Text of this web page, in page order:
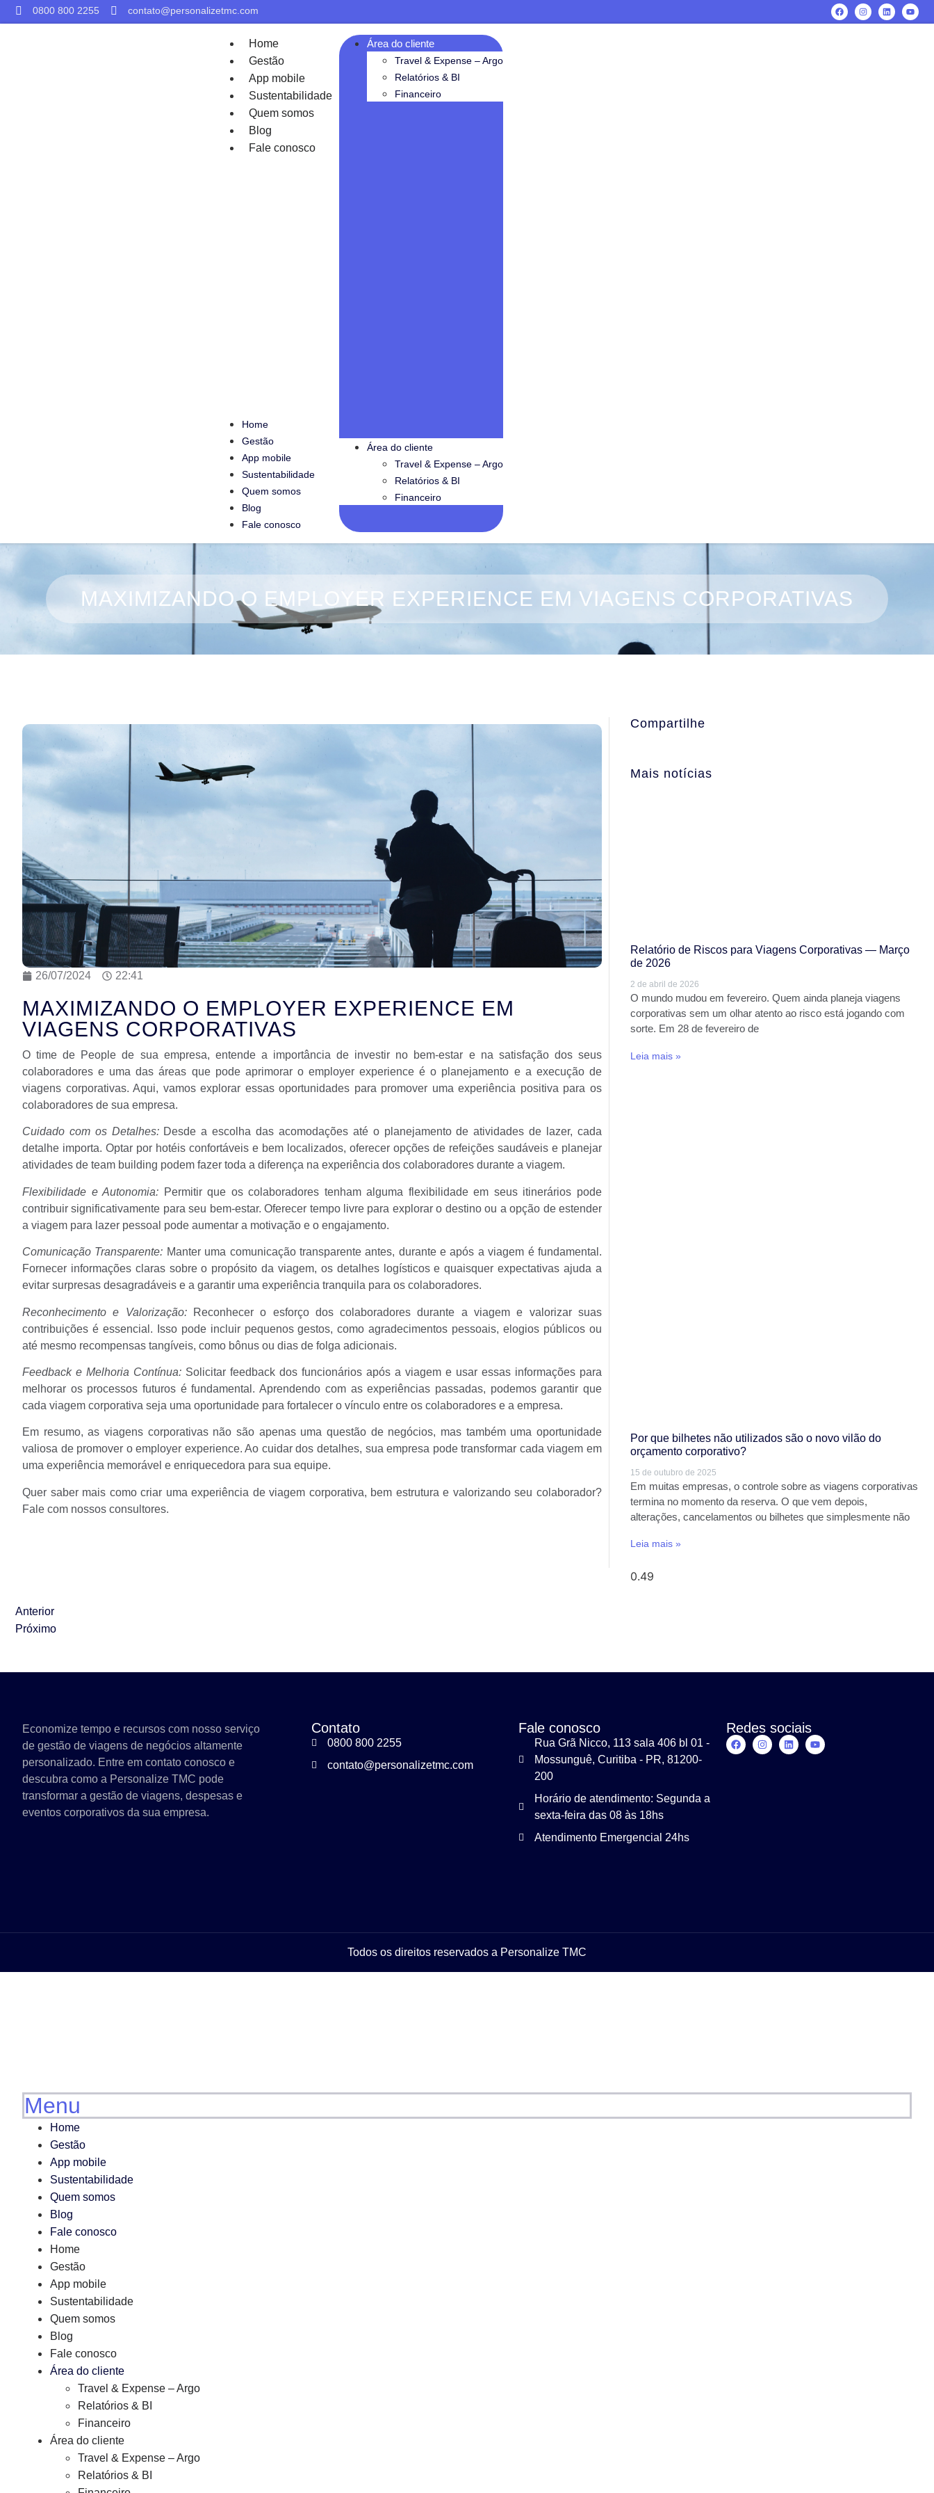
0800 800 2255 contato@personalizetmc.com
Home
Gestão
App mobile
Sustentabilidade
Quem somos
Blog
Fale conosco
Home
Gestão
App mobile
Sustentabilidade
Quem somos
Blog
Fale conosco
Área do cliente
Travel & Expense – Argo
Relatórios & BI
Financeiro
Área do cliente
Travel & Expense – Argo
Relatórios & BI
Financeiro
MAXIMIZANDO O EMPLOYER EXPERIENCE EM VIAGENS CORPORATIVAS
26/07/2024 22:41
MAXIMIZANDO O EMPLOYER EXPERIENCE EM
VIAGENS CORPORATIVAS
O time de People de sua empresa, entende a importância de investir no bem-estar e na satisfação dos seus
colaboradores e uma das áreas que pode aprimorar o employer experience é o planejamento e a execução de
viagens corporativas. Aqui, vamos explorar essas oportunidades para promover uma experiência positiva para os
colaboradores de sua empresa.
Cuidado com os Detalhes:Desde a escolha das acomodações até o planejamento de atividades de lazer, cada
detalhe importa. Optar por hotéis confortáveis e bem localizados, oferecer opções de refeições saudáveis e planejar
atividades de team building podem fazer toda a diferença na experiência dos colaboradores durante a viagem.
Flexibilidade e Autonomia: Permitir que os colaboradores tenham alguma flexibilidade em seus itinerários pode
contribuir significativamente para seu bem-estar. Oferecer tempo livre para explorar o destino ou a opção de estender
a viagem para lazer pessoal pode aumentar a motivação e o engajamento.
Comunicação Transparente: Manter uma comunicação transparente antes, durante e após a viagem é fundamental.
Fornecer informações claras sobre o propósito da viagem, os detalhes logísticos e quaisquer expectativas ajuda a
evitar surpresas desagradáveis e a garantir uma experiência tranquila para os colaboradores.
Reconhecimento e Valorização:Reconhecer o esforço dos colaboradores durante a viagem e valorizar suas
contribuições é essencial. Isso pode incluir pequenos gestos, como agradecimentos pessoais, elogios públicos ou
até mesmo recompensas tangíveis, como bônus ou dias de folga adicionais.
Feedback e Melhoria Contínua: Solicitar feedback dos funcionários após a viagem e usar essas informações para
melhorar os processos futuros é fundamental. Aprendendo com as experiências passadas, podemos garantir que
cada viagem corporativa seja uma oportunidade para fortalecer o vínculo entre os colaboradores e a empresa.
Em resumo, as viagens corporativas não são apenas uma questão de negócios, mas também uma oportunidade
valiosa de promover o employer experience. Ao cuidar dos detalhes, sua empresa pode transformar cada viagem em
uma experiência memorável e enriquecedora para sua equipe.
Quer saber mais como criar uma experiência de viagem corporativa, bem estrutura e valorizando seu colaborador?
Fale com nossos consultores.
Compartilhe
Mais notícias
Relatório de Riscos para Viagens Corporativas — Março
de 2026
2 de abril de 2026
O mundo mudou em fevereiro. Quem ainda planeja viagens
corporativas sem um olhar atento ao risco está jogando com
sorte. Em 28 de fevereiro de
Leia mais »
Por que bilhetes não utilizados são o novo vilão do
orçamento corporativo?
15 de outubro de 2025
Em muitas empresas, o controle sobre as viagens corporativas
termina no momento da reserva. O que vem depois,
alterações, cancelamentos ou bilhetes que simplesmente não
Leia mais »
Anterior
Próximo
Economize tempo e recursos com nosso serviço
de gestão de viagens de negócios altamente
personalizado. Entre em contato conosco e
descubra como a Personalize TMC pode
transformar a gestão de viagens, despesas e
eventos corporativos da sua empresa.
Contato
0800 800 2255
contato@personalizetmc.com
Fale conosco
Rua Grã Nicco, 113 sala 406 bl 01 -
Mossunguê, Curitiba - PR, 81200-
200
Horário de atendimento: Segunda a
sexta-feira das 08 às 18hs
Atendimento Emergencial 24hs
Redes sociais
Todos os direitos reservados a Personalize TMC
Menu
Home
Gestão
App mobile
Sustentabilidade
Quem somos
Blog
Fale conosco
Home
Gestão
App mobile
Sustentabilidade
Quem somos
Blog
Fale conosco
Área do cliente
Travel & Expense – Argo
Relatórios & BI
Financeiro
Área do cliente
Travel & Expense – Argo
Relatórios & BI